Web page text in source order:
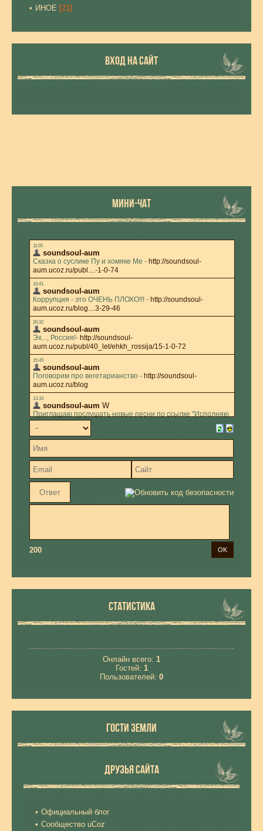
ИНОЕ [21]
ВХОД НА САЙТ
МИНИ-ЧАТ
200
СТАТИСТИКА
Онлайн всего: 1
Гостей: 1
Пользователей: 0
ГОСТИ ЗЕМЛИ
ДРУЗЬЯ САЙТА
Официальный блог
Сообщество uCoz